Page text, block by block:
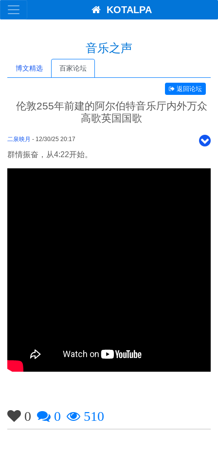
KOTALPA
音乐之声
博文精选 百家论坛
返回论坛
伦敦255年前建的阿尔伯特音乐厅内外万众
高歌英国国歌
二泉映月 - 12/30/25 20:17
群情振奋，从4:22开始。
0 0 510